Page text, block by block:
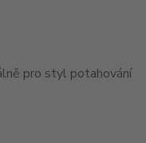
pro styl potahování